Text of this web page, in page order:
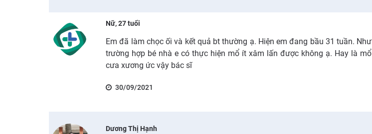
Nữ, 27 tuổi
Em đã làm chọc ối và kết quả bt thường ạ. Hiện em đang bầu 31 tuần. Như
trường hợp bé nhà e có thực hiện mổ ít xâm lấn được không ạ. Hay là mổ
cưa xương ức vậy bác sĩ
30/09/2021
Dương Thị Hạnh